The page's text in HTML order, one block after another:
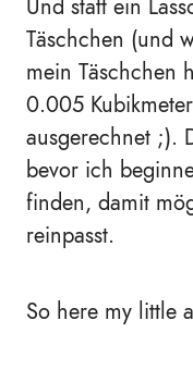
Und statt ein
Täschchen (und
mein Täschchen
0.005
ausgerechnet ;).
bevor ich
finden, damit
reinpasst.
So here my little